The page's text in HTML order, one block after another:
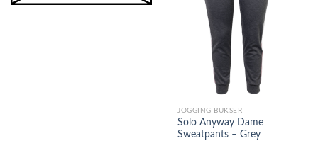
JOGGING BUKSER
Solo Anyway Dame
Sweatpants – Grey